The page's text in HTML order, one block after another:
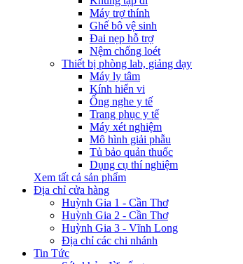
Máy trợ thính
Ghế bô vệ sinh
Đai nẹp hỗ trợ
Nệm chống loét
Thiết bị phòng lab, giảng dạy
Máy ly tâm
Kính hiển vi
Ống nghe y tế
Trang phục y tế
Máy xét nghiệm
Mô hình giải phẫu
Tủ bảo quản thuốc
Dụng cụ thí nghiệm
Xem tất cả sản phẩm
Địa chỉ cửa hàng
Huỳnh Gia 1 - Cần Thơ
Huỳnh Gia 2 - Cần Thơ
Huỳnh Gia 3 - Vĩnh Long
Địa chỉ các chi nhánh
Tin Tức